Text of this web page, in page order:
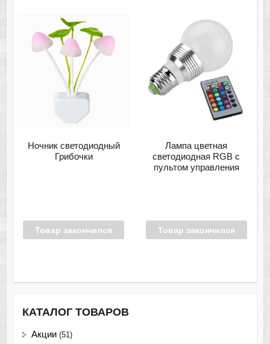
Ночник светодиодный
Грибочки
Товар закончился
Лампа цветная
светодиодная RGB с
пультом управления
Товар закончился
КАТАЛОГ ТОВАРОВ
Акции (51)